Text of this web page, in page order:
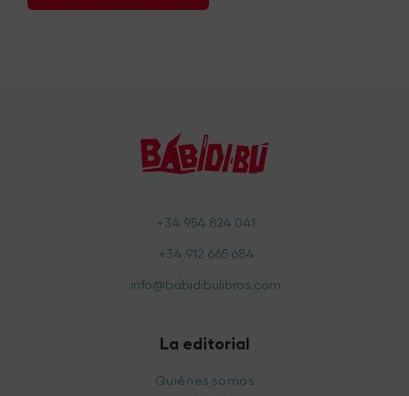
+34 954 824 041
+34 912 665 684
info@babidibulibros.com
La editorial
Quiénes somos